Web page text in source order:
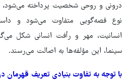
درونی و روحی شخصیت پرداخته می‌شود،
نوع قصه‌گویی متفاوت می‌شود و
انسانیت، مهر و رأفت انسانی شکل
سینما، این مؤلفه‌ها به اصالت می‌رسند.
با توجه به تفاوت بنیادی تعریف